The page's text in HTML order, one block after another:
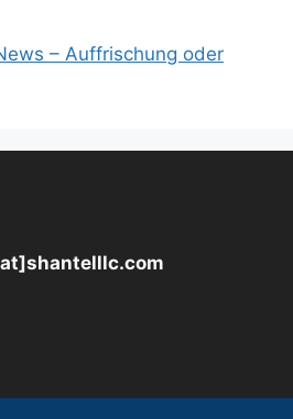
– Auffrischung oder